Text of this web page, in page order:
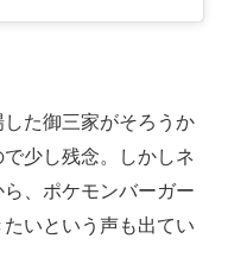
た御三家がそろうか
少し残念。しかしネ
、ポケモンバーガー
いという声も出てい